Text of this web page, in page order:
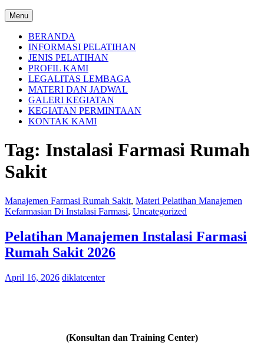
Menu
BERANDA
INFORMASI PELATIHAN
JENIS PELATIHAN
PROFIL KAMI
LEGALITAS LEMBAGA
MATERI DAN JADWAL
GALERI KEGIATAN
KEGIATAN PERMINTAAN
KONTAK KAMI
Tag: Instalasi Farmasi Rumah
Sakit
Manajemen Farmasi Rumah Sakit, Materi Pelatihan Manajemen
Kefarmasian Di Instalasi Farmasi, Uncategorized
Pelatihan Manajemen Instalasi Farmasi
Rumah Sakit 2026
April 16, 2026 diklatcenter
(Konsultan dan Training Center)